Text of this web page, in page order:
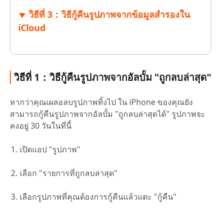
วิธีที่ 3：วิธีกู้คืนรูปภาพจากข้อมูลสำรองใน
iCloud
วิธีที่ 1：วิธีกู้คืนรูปภาพจากอัลบั้ม "ถูกลบล่าสุด"
หากว่าคุณเผลอลบรูปภาพทิ้งไป ใน iPhone ของคุณยัง
สามารถกู้คืนรูปภาพจากอัลบั้ม "ถูกลบล่าสุดได้" รูปภาพจะ
คงอยู่ 30 วันในที่นี้
เปิดแอป "รูปภาพ"
เลือก "รายการที่ถูกลบล่าสุด"
เลือกรูปภาพที่คุณต้องการกู้คืนแล้วแตะ "กู้คืน"